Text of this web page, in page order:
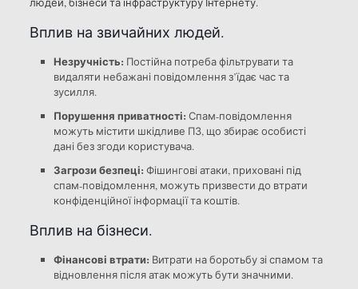
Вплив на звичайних людей.
Незручність: Постійна потреба фільтрувати та
видаляти небажані повідомлення з’їдає час та
зусилля.
Порушення приватності: Спам-повідомлення
можуть містити шкідливе ПЗ, що збирає особисті
дані без згоди користувача.
Загрози безпеці: Фішингові атаки, приховані під
спам-повідомлення, можуть призвести до втрати
конфіденційної інформації та коштів.
Вплив на бізнеси.
Фінансові втрати: Витрати на боротьбу зі спамом та
відновлення після атак можуть бути значними.